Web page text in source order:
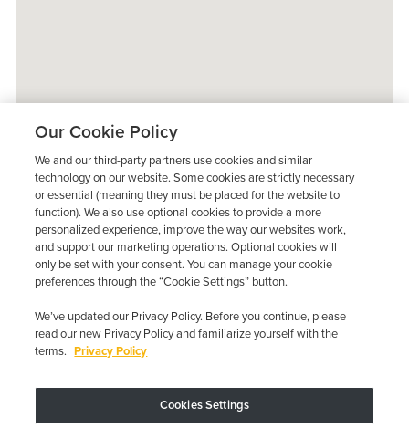
El dispositivo puede variar según los requisitos estatales; se aplican
Our Cookie Policy
We and our third-party partners use cookies and similar
technology on our website. Some cookies are strictly necessary
or essential (meaning they must be placed for the website to
function). We also use optional cookies to provide a more
personalized experience, improve the way our websites work,
and support our marketing operations. Optional cookies will
only be set with your consent. You can manage your cookie
preferences through the “Cookie Settings” button.
We’ve updated our Privacy Policy. Before you continue, please
read our new Privacy Policy and familiarize yourself with the
terms. Privacy Policy
Cookies Settings